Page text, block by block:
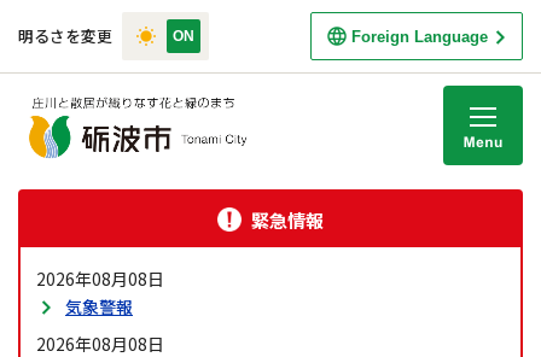
明るさを変更 Foreign Language
緊急情報
2026年08月08日
気象警報
2026年08月08日